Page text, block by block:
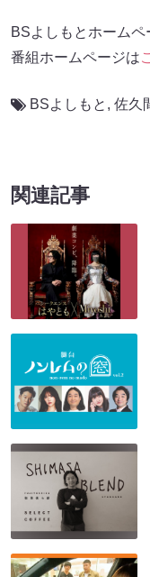
BSよしもとホームペ
番組ホームページは
BSよしもと , 佐久
関連記事